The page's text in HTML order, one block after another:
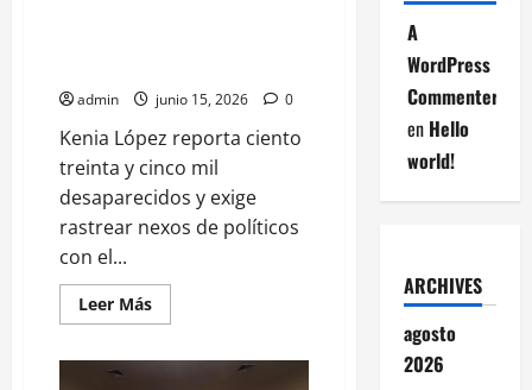
admin junio 15, 2026 0
Kenia López reporta ciento
treinta y cinco mil
desaparecidos y exige
rastrear nexos de políticos
con el...
Leer MásLeer
más
Kenia
A
WordPress
Commenter
en Hello
world!
ARCHIVES
agosto
2026